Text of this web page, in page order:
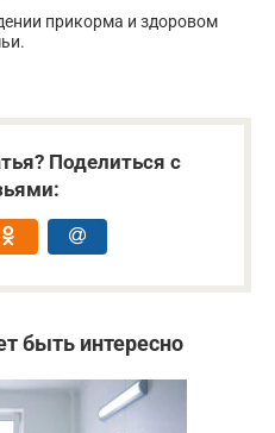
прикорма и здоровом
Поделиться с
быть интересно